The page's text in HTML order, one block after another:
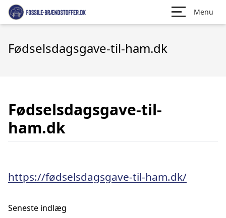
Menu
Fødselsdagsgave-til-ham.dk
Fødselsdagsgave-til-
ham.dk
https://fødselsdagsgave-til-ham.dk/
Seneste indlæg